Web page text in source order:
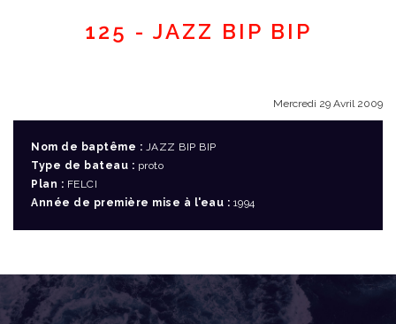
125 - JAZZ BIP BIP
Mercredi 29 Avril 2009
Nom de baptême : JAZZ BIP BIP
Type de bateau : proto
Plan : FELCI
Année de première mise à l'eau : 1994